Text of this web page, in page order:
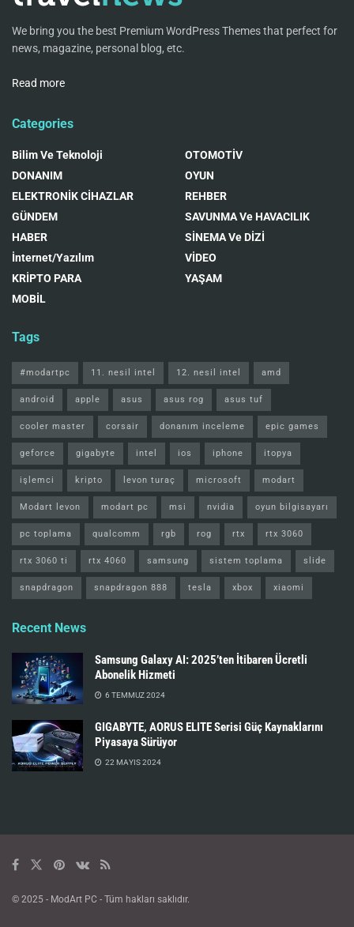
We bring you the best Premium WordPress Themes that perfect for
news, magazine, personal blog, etc.
Read more
Categories
Bilim Ve Teknoloji
DONANIM
ELEKTRONİK CİHAZLAR
GÜNDEM
HABER
İnternet/Yazılım
KRİPTO PARA
MOBİL
OTOMOTİV
OYUN
REHBER
SAVUNMA Ve HAVACILIK
SİNEMA Ve DİZİ
VİDEO
YAŞAM
Tags
#modartpc 11. nesil intel 12. nesil intel amd
android apple asus asus rog asus tuf
cooler master corsair donanım inceleme epic games
geforce gigabyte intel ios iphone itopya
işlemci kripto levon turaç microsoft modart
Modart levon modart pc msi nvidia oyun bilgisayarı
pc toplama qualcomm rgb rog rtx rtx 3060
rtx 3060 ti rtx 4060 samsung sistem toplama slide
snapdragon snapdragon 888 tesla xbox xiaomi
Recent News
Samsung Galaxy AI: 2025’ten İtibaren Ücretli
Abonelik Hizmeti
6 TEMMUZ 2024
GIGABYTE, AORUS ELITE Serisi Güç Kaynaklarını
Piyasaya Sürüyor
22 MAYIS 2024
© 2025 - ModArt PC - Tüm hakları saklıdır.